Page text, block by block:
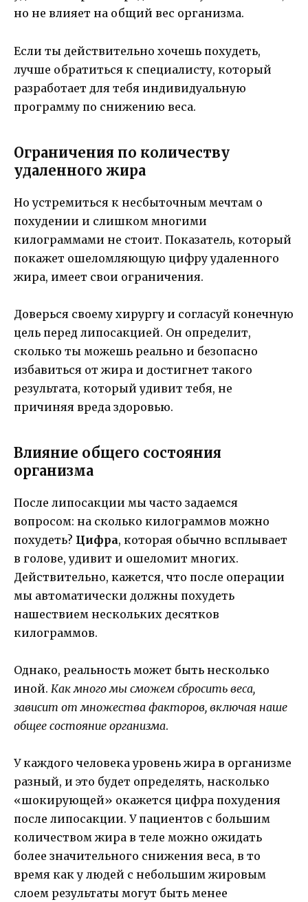
но не влияет на общий вес организма.
Если ты действительно хочешь похудеть,
лучше обратиться к специалисту, который
разработает для тебя индивидуальную
программу по снижению веса.
Ограничения по количеству
удаленного жира
Но устремиться к несбыточным мечтам о
похудении и слишком многими
килограммами не стоит. Показатель, который
покажет ошеломляющую цифру удаленного
жира, имеет свои ограничения.
Доверься своему хирургу и согласуй конечную
цель перед липосакцией. Он определит,
сколько ты можешь реально и безопасно
избавиться от жира и достигнет такого
результата, который удивит тебя, не
причиняя вреда здоровью.
Влияние общего состояния
организма
После липосакции мы часто задаемся
вопросом: на сколько килограммов можно
похудеть? Цифра, которая обычно всплывает
в голове, удивит и ошеломит многих.
Действительно, кажется, что после операции
мы автоматически должны похудеть
нашествием нескольких десятков
килограммов.
Однако, реальность может быть несколько
иной. Как много мы сможем сбросить веса,
зависит от множества факторов, включая наше
общее состояние организма.
У каждого человека уровень жира в организме
разный, и это будет определять, насколько
«шокирующей» окажется цифра похудения
после липосакции. У пациентов с большим
количеством жира в теле можно ожидать
более значительного снижения веса, в то
время как у людей с небольшим жировым
слоем результаты могут быть менее